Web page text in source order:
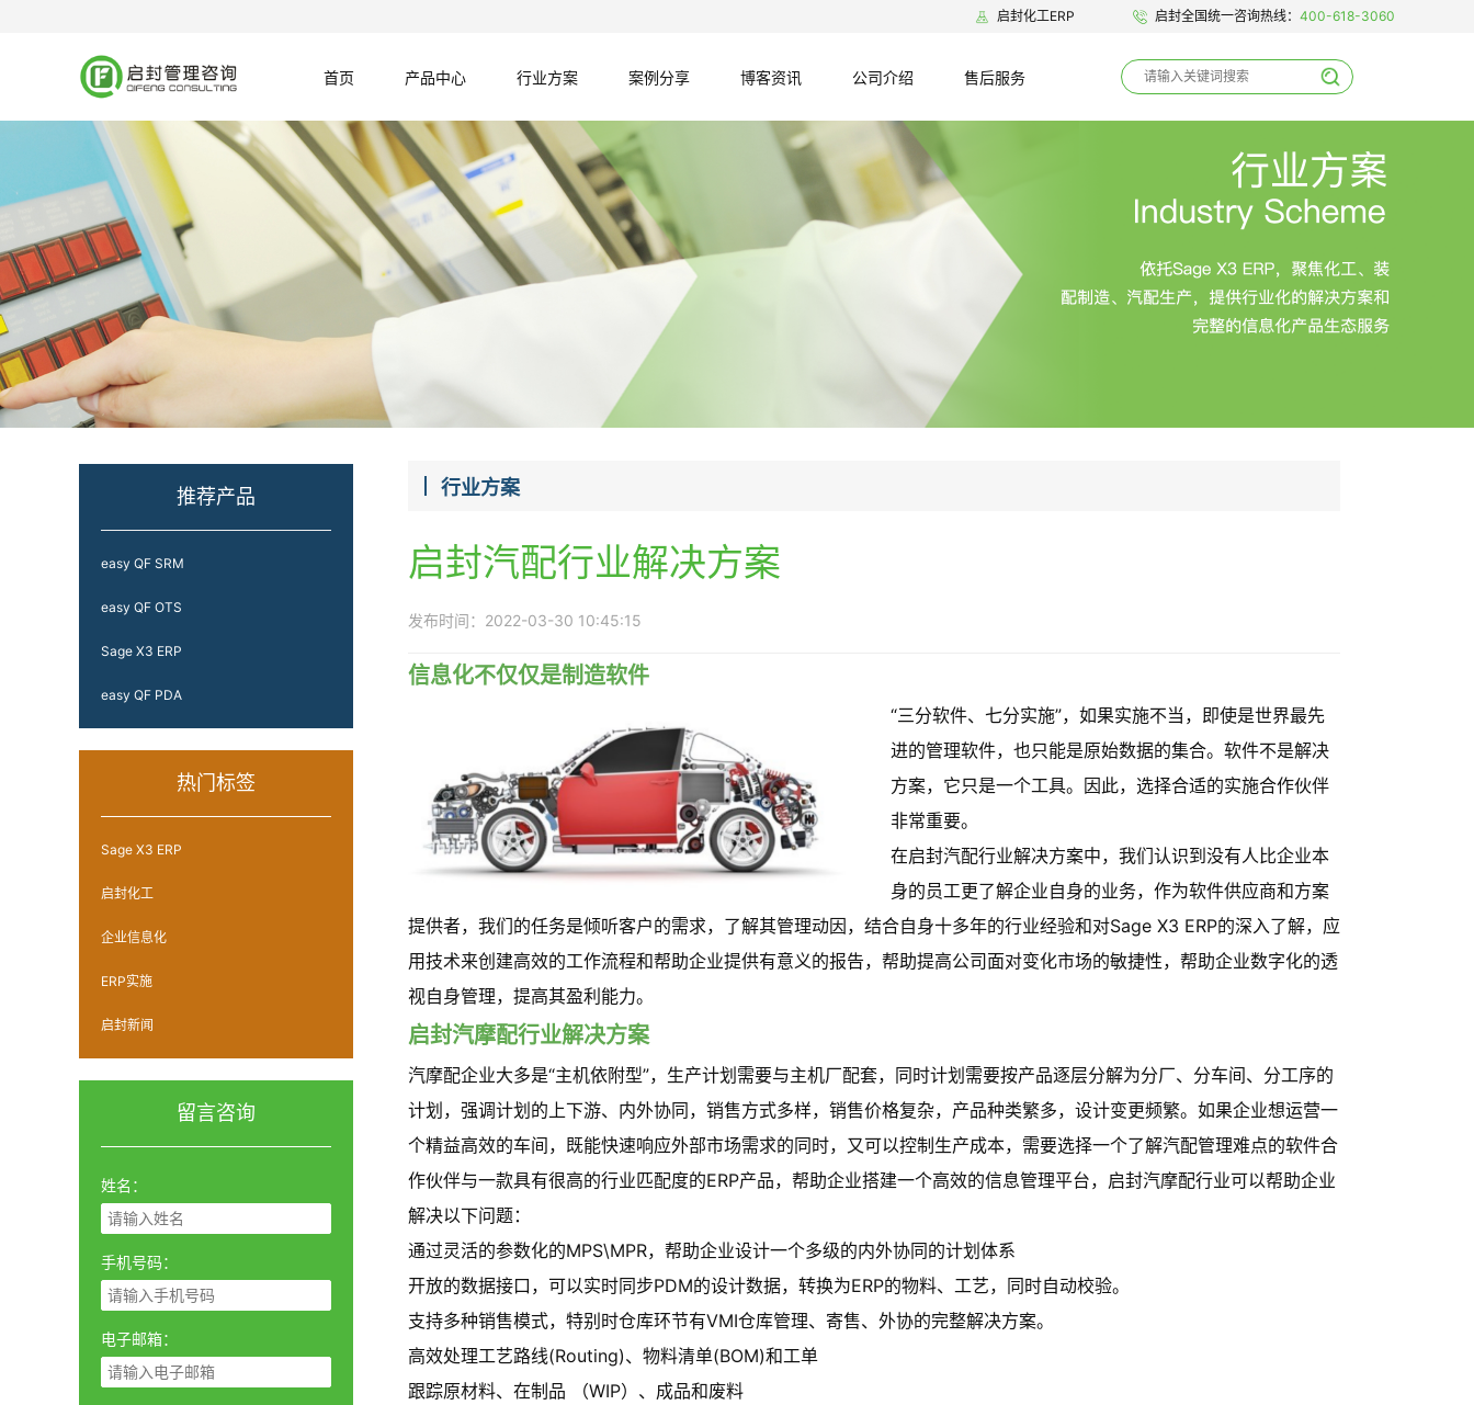
启封化工ERP 启封全国统一咨询热线： 400-618-3060
首页 产品中心 行业方案 案例分享 博客资讯 公司介绍 售后服务
推荐产品
easy QF SRM
easy QF OTS
Sage X3 ERP
easy QF PDA
热门标签
Sage X3 ERP
启封化工
企业信息化
ERP实施
启封新闻
留言咨询
姓名：
手机号码：
电子邮箱：
行业方案
启封汽配行业解决方案
发布时间：2022-03-30 10:45:15
信息化不仅仅是制造软件
“三分软件、七分实施”，如果实施不当，即使是世界最先
进的管理软件，也只能是原始数据的集合。软件不是解决
方案，它只是一个工具。因此，选择合适的实施合作伙伴
非常重要。
在启封汽配行业解决方案中，我们认识到没有人比企业本
身的员工更了解企业自身的业务，作为软件供应商和方案
提供者，我们的任务是倾听客户的需求，了解其管理动因，结合自身十多年的行业经验和对Sage X3 ERP的深入了解，应
用技术来创建高效的工作流程和帮助企业提供有意义的报告，帮助提高公司面对变化市场的敏捷性，帮助企业数字化的透
视自身管理，提高其盈利能力。
启封汽摩配行业解决方案
汽摩配企业大多是“主机依附型”，生产计划需要与主机厂配套，同时计划需要按产品逐层分解为分厂、分车间、分工序的
计划，强调计划的上下游、内外协同，销售方式多样，销售价格复杂，产品种类繁多，设计变更频繁。如果企业想运营一
个精益高效的车间，既能快速响应外部市场需求的同时，又可以控制生产成本，需要选择一个了解汽配管理难点的软件合
作伙伴与一款具有很高的行业匹配度的ERP产品，帮助企业搭建一个高效的信息管理平台，启封汽摩配行业可以帮助企业
解决以下问题：
通过灵活的参数化的MPS\MPR，帮助企业设计一个多级的内外协同的计划体系
开放的数据接口，可以实时同步PDM的设计数据，转换为ERP的物料、工艺，同时自动校验。
支持多种销售模式，特别时仓库环节有VMI仓库管理、寄售、外协的完整解决方案。
高效处理工艺路线(Routing)、物料清单(BOM)和工单
跟踪原材料、在制品 （WIP）、成品和废料